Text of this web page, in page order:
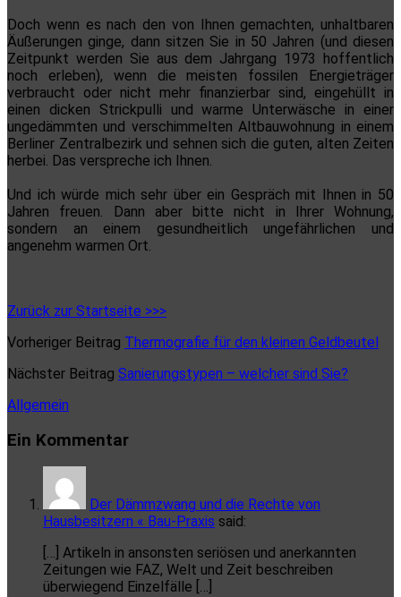
Doch wenn es nach den von Ihnen gemachten, unhaltbaren
Äußerungen ginge, dann sitzen Sie in 50 Jahren (und diesen
Zeitpunkt werden Sie aus dem Jahrgang 1973 hoffentlich
noch erleben), wenn die meisten fossilen Energieträger
verbraucht oder nicht mehr finanzierbar sind, eingehüllt in
einen dicken Strickpulli und warme Unterwäsche in einer
ungedämmten und verschimmelten Altbauwohnung in einem
Berliner Zentralbezirk und sehnen sich die guten, alten Zeiten
herbei. Das verspreche ich Ihnen.
Und ich würde mich sehr über ein Gespräch mit Ihnen in 50
Jahren freuen. Dann aber bitte nicht in Ihrer Wohnung,
sondern an einem gesundheitlich ungefährlichen und
angenehm warmen Ort.
Zurück zur Startseite >>>
Vorheriger Beitrag Thermografie für den kleinen Geldbeutel
Nächster Beitrag Sanierungstypen – welcher sind Sie?
Allgemein
Ein Kommentar
Der Dämmzwang und die Rechte von
Hausbesitzern « Bau-Praxis said:
[…] Artikeln in ansonsten seriösen und anerkannten
Zeitungen wie FAZ, Welt und Zeit beschreiben
überwiegend Einzelfälle […]